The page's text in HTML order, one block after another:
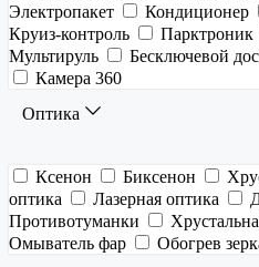
Электропакет
Кондиционер
Круиз-контроль
Парктроник
Мультируль
Бесключевой
Камера 360
Оптика
Ксенон Биксенон
оптика
Лазерная оптика
Противотуманки
Омыватель фар
Обогрев